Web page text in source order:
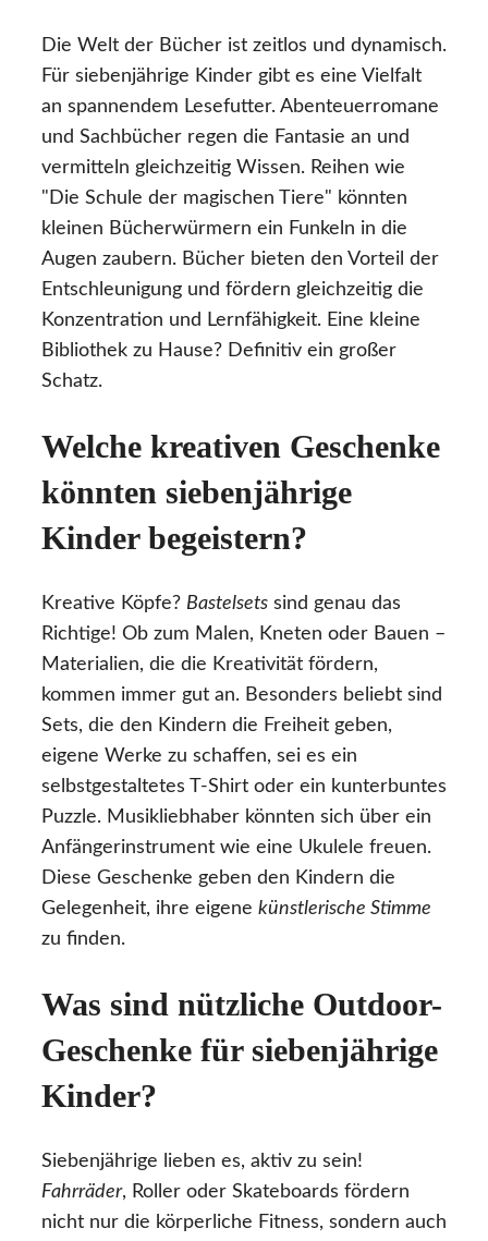
Die Welt der Bücher ist zeitlos und dynamisch.
Für siebenjährige Kinder gibt es eine Vielfalt
an spannendem Lesefutter. Abenteuerromane
und Sachbücher regen die Fantasie an und
vermitteln gleichzeitig Wissen. Reihen wie
"Die Schule der magischen Tiere" könnten
kleinen Bücherwürmern ein Funkeln in die
Augen zaubern. Bücher bieten den Vorteil der
Entschleunigung und fördern gleichzeitig die
Konzentration und Lernfähigkeit. Eine kleine
Bibliothek zu Hause? Definitiv ein großer
Schatz.
Welche kreativen Geschenke
könnten siebenjährige
Kinder begeistern?
Kreative Köpfe? Bastelsets sind genau das
Richtige! Ob zum Malen, Kneten oder Bauen –
Materialien, die die Kreativität fördern,
kommen immer gut an. Besonders beliebt sind
Sets, die den Kindern die Freiheit geben,
eigene Werke zu schaffen, sei es ein
selbstgestaltetes T-Shirt oder ein kunterbuntes
Puzzle. Musikliebhaber könnten sich über ein
Anfängerinstrument wie eine Ukulele freuen.
Diese Geschenke geben den Kindern die
Gelegenheit, ihre eigene künstlerische Stimme
zu finden.
Was sind nützliche Outdoor-
Geschenke für siebenjährige
Kinder?
Siebenjährige lieben es, aktiv zu sein!
Fahrräder, Roller oder Skateboards fördern
nicht nur die körperliche Fitness, sondern auch